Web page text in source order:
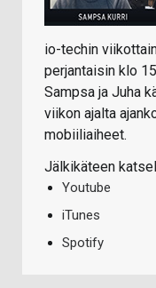
io-techin
perjantaisin klo
Sampsa ja Juha
viikon ajalta
mobiiliaiheet.
Jälkikäteen
Youtube
iTunes
Spotify